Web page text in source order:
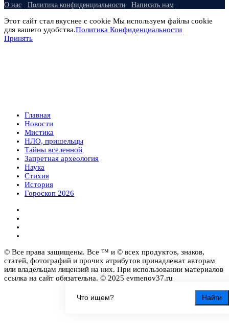
Найти
О нас Политика конфиденциальности Написать нам
Этот сайт стал вкуснее с cookie Мы используем файлы cookie
для вашего удобства.Политика Конфиденциальности
Принять
Главная
Новости
Мистика
НЛО, пришельцы
Тайны вселенной
Запретная археология
Наука
Стихия
История
Гороскоп 2026
© Все права защищены. Все ™ и © всех продуктов, знаков,
статей, фотографий и прочих атрибутов принадлежат авторам
или владельцам лицензий на них. При использовании материалов
ссылка на сайт обязательна. © 2025 evmenov37.ru